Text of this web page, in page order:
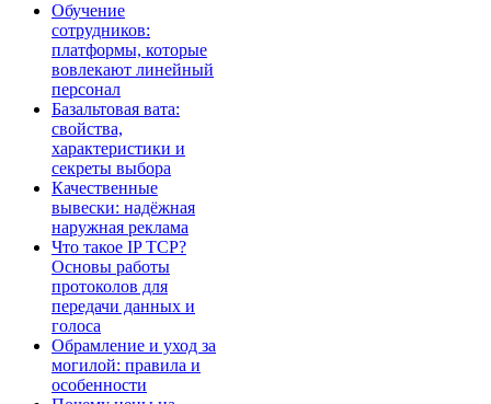
Обучение
сотрудников:
платформы, которые
вовлекают линейный
персонал
Базальтовая вата:
свойства,
характеристики и
секреты выбора
Качественные
вывески: надёжная
наружная реклама
Что такое IP TCP?
Основы работы
протоколов для
передачи данных и
голоса
Обрамление и уход за
могилой: правила и
особенности